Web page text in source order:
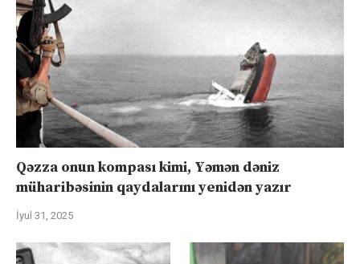
Qəzza onun kompası kimi, Yəmən dəniz
müharibəsinin qaydalarını yenidən yazır
İyul 31, 2025